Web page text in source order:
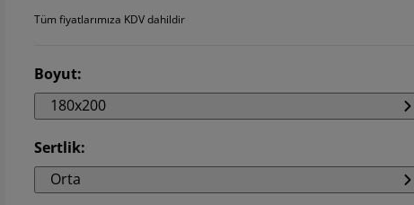
Tüm fiyatlarımıza KDV dahildir
Boyut:
180x200
Sertlik:
Orta